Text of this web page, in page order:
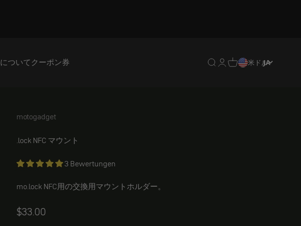
についてクーポン券 翻訳がありません:
翻訳がありません:
翻訳がありません:
米ドル
JA
motogadget
motogadget mo
.lock NFC マウント
3 Bewertungen
mo.lock NFC用の交換用マウントホルダー。
Angebot
$33.00